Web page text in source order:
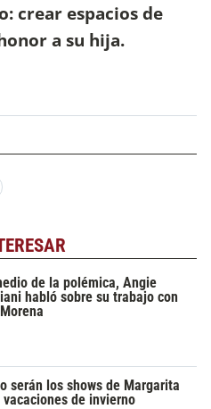
crear espacios de
a su hija.
de la polémica, Angie
habló sobre su trabajo con
serán los shows de Margarita
vacaciones de invierno